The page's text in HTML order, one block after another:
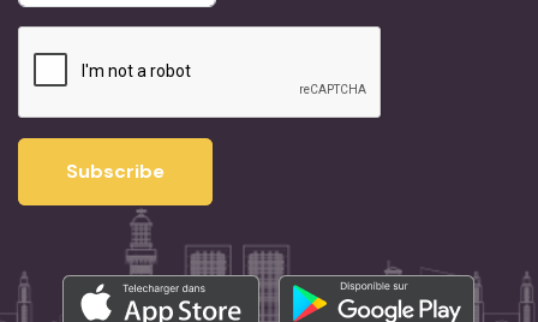
Subscribe